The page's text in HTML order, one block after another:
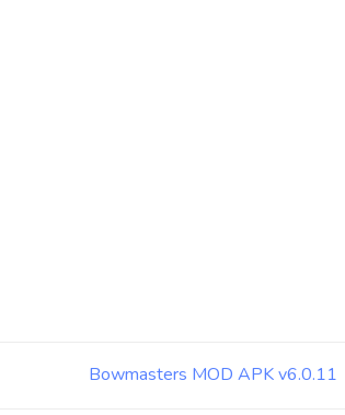
Bowmasters MOD APK v6.0.11